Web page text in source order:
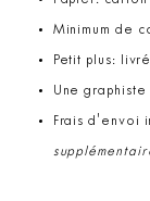
Minimum de
Petit plus:
Une
Frais d'envoi